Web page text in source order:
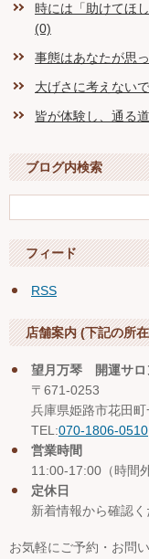
時には「助けてほ
(0)
事態はあなたが思
大げさに考えな
皆が体験し、通る
ブログ内検索
フィード
RSS
店舗案内 (下記の所
望月万琴 開運サロ
〒671-0253
兵庫県姫路市花田
TEL:070-1806-0510
営業時間
11:00-17:00（時間
定休日
新着情報から確認く
お気軽にご予約・お問